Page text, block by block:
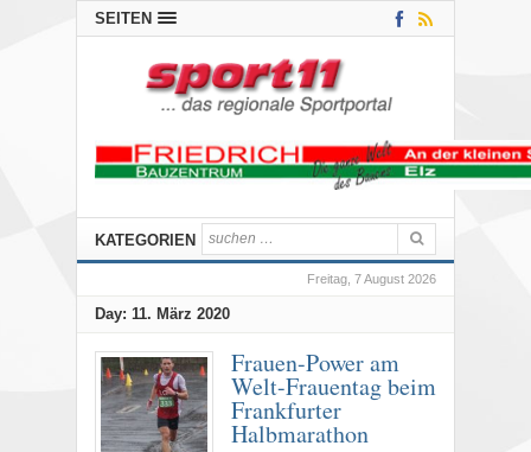
SEITEN
KATEGORIEN
Freitag, 7 August 2026
Day: 11. März 2020
Frauen-Power am
Welt-Frauentag beim
Frankfurter
Halbmarathon